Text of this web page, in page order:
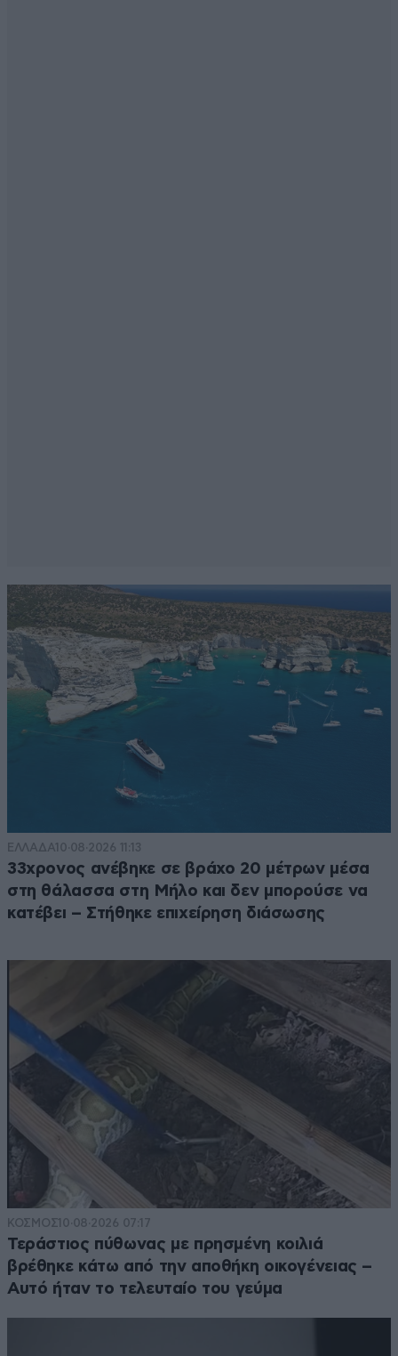
ΕΛΛΑΔΑ10·08·2026 11:13
33χρονος ανέβηκε σε βράχο 20 μέτρων μέσα
στη θάλασσα στη Μήλο και δεν μπορούσε να
κατέβει – Στήθηκε επιχείρηση διάσωσης
ΚΟΣΜΟΣ10·08·2026 07:17
Τεράστιος πύθωνας με πρησμένη κοιλιά
βρέθηκε κάτω από την αποθήκη οικογένειας –
Αυτό ήταν το τελευταίο του γεύμα